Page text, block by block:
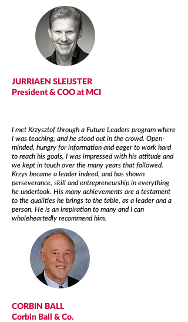
JURRIAEN SLEIJSTER
President & COO at MCI
I met Krzysztof through a Future Leaders program where
I was teaching, and he stood out in the crowd. Open-
minded, hungry for information and eager to work hard
to reach his goals, I was impressed with his attitude and
we kept in touch over the many years that followed.
Krzys became a leader indeed, and has shown
perseverance, skill and entrepreneurship in everything
he undertook. His many achievements are a testament
to the qualities he brings to the table, as a leader and a
person. He is an inspiration to many and I can
wholeheartedly recommend him.
CORBIN BALL
Corbin Ball & Co.